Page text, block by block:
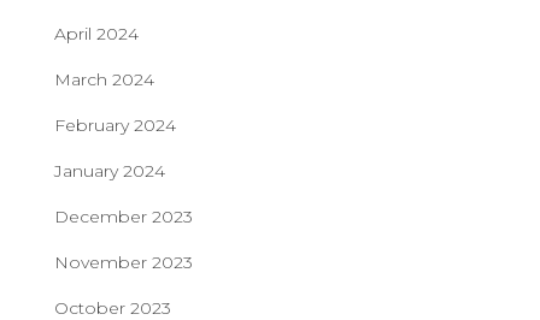
April 2024
March 2024
February 2024
January 2024
December 2023
November 2023
October 2023